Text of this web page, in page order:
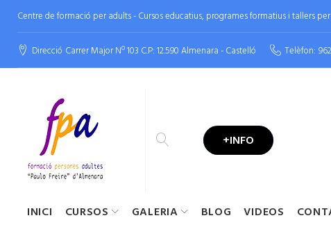
Centre de formació per adults - Cursos educatius, programes formatius i tallers
Direcció Carrer Major Nº 103 C.P: 12.590 Almenara - Castelló Telèfon:
INICI CURSOS GALERIA BLOG VIDEOS
+INFO